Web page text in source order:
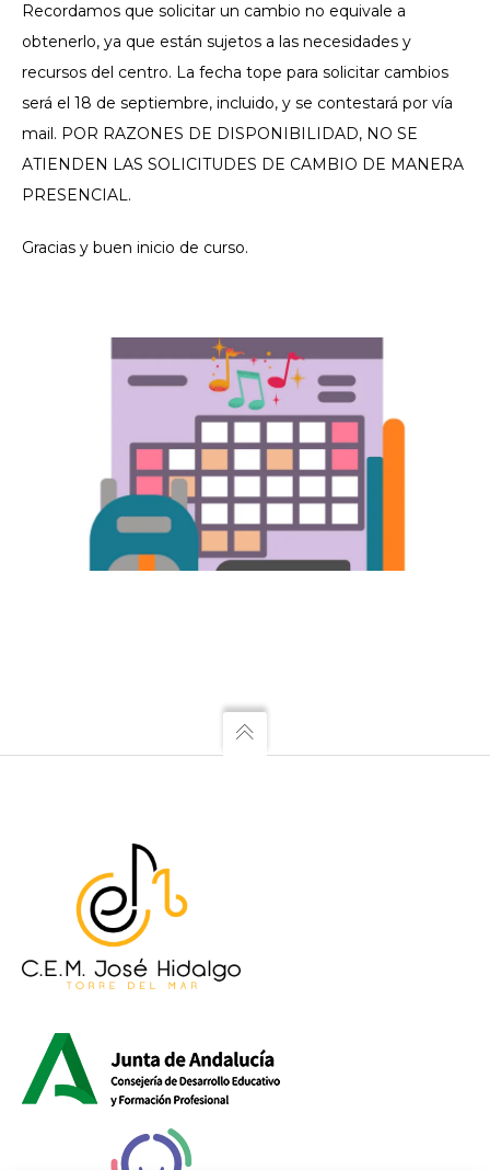
Recordamos que solicitar un cambio no equivale a
obtenerlo, ya que están sujetos a las necesidades y
recursos del centro. La fecha tope para solicitar cambios
será el 18 de septiembre, incluido, y se contestará por vía
mail. POR RAZONES DE DISPONIBILIDAD, NO SE
ATIENDEN LAS SOLICITUDES DE CAMBIO DE MANERA
PRESENCIAL.
Gracias y buen inicio de curso.